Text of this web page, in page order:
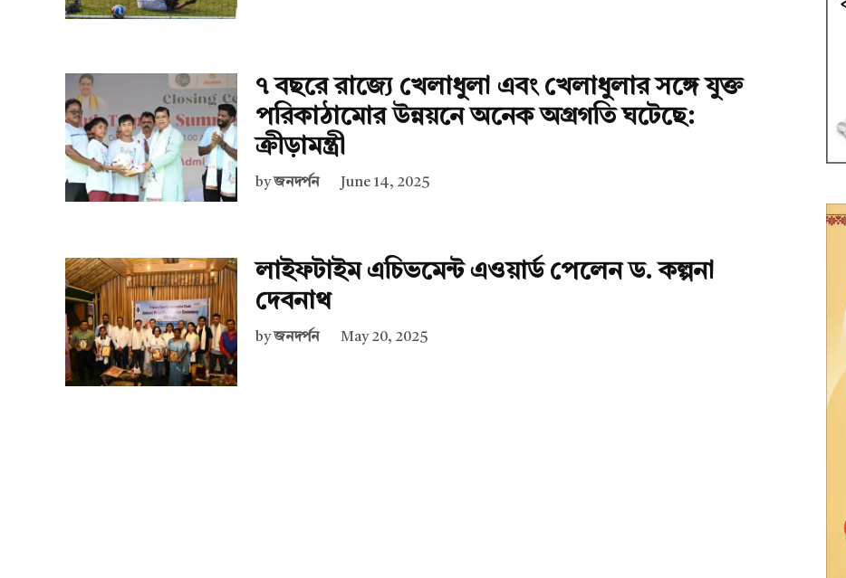
৭ বছরে রাজ্যে খেলাধুলা এবং খেলাধুলার সঙ্গে যুক্ত
পরিকাঠামোর উন্নয়নে অনেক অগ্রগতি ঘটেছে:
ক্রীড়ামন্ত্রী
byজনদর্পন June 14, 2025
লাইফটাইম এচিভমেন্ট এওয়ার্ড পেলেন ড. কল্পনা
দেবনাথ
byজনদর্পন May 20, 2025